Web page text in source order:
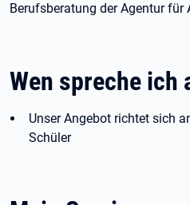
Berufsberatung der Agentur für
Wen spreche ich
Unser Angebot richtet sich
Schüler